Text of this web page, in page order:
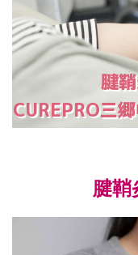
腱
CUREPRO三
腱鞘